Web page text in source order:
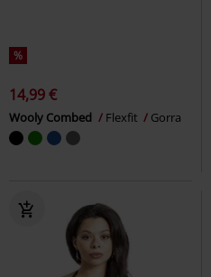
%
14,99 €
Wooly Combed Flexfit Gorra